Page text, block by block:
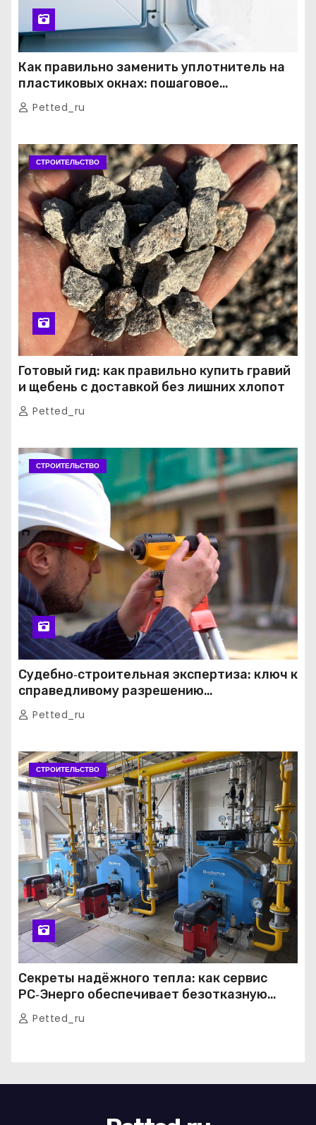
Как правильно заменить уплотнитель на
пластиковых окнах: пошаговое
руководство от экспертов
Petted_ru
СТРОИТЕЛЬСТВО
Готовый гид: как правильно купить гравий
и щебень с доставкой без лишних хлопот
Petted_ru
СТРОИТЕЛЬСТВО
Судебно‑строительная экспертиза: ключ к
справедливому разрешению
строительных споров
Petted_ru
СТРОИТЕЛЬСТВО
Секреты надёжного тепла: как сервис
РС‑Энерго обеспечивает безотказную
работу котельных в Москве и Подмосковье
Petted_ru